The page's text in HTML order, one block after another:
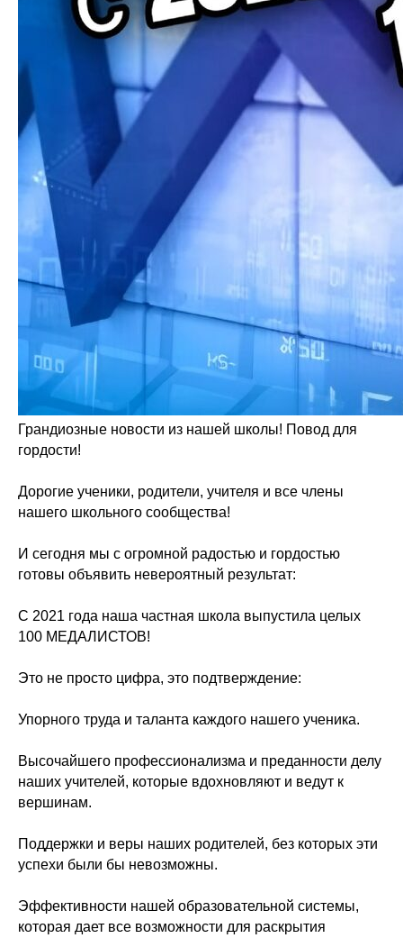
Грандиозные новости из нашей школы! Повод для
гордости!
Дорогие ученики, родители, учителя и все члены
нашего школьного сообщества!
И сегодня мы с огромной радостью и гордостью
готовы объявить невероятный результат:
С 2021 года наша частная школа выпустила целых
100 МЕДАЛИСТОВ!
Это не просто цифра, это подтверждение:
Упорного труда и таланта каждого нашего ученика.
Высочайшего профессионализма и преданности делу
наших учителей, которые вдохновляют и ведут к
вершинам.
Поддержки и веры наших родителей, без которых эти
успехи были бы невозможны.
Эффективности нашей образовательной системы,
которая дает все возможности для раскрытия